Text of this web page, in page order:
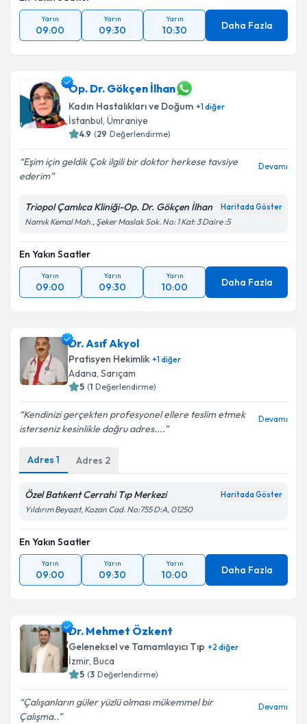
Yarın
09:00
Yarın
09:30
Yarın
10:30 Daha Fazla
Op. Dr. Gökçen İlhan
Kadın Hastalıkları ve Doğum +1diğer
İstanbul, Ümraniye
4.9 (29 Değerlendirme)
Eşim için geldik Çok ilgili bir doktor herkese tavsiye
ederim
Devamı
Triopol Çamlıca Kliniği-Op. Dr. Gökçen İlhan Haritada Göster
Namık Kemal Mah., Şeker Maslak Sok. No: 1 Kat: 3 Daire :5
En Yakın Saatler
Yarın
09:00
Yarın
09:30
Yarın
10:00 Daha Fazla
Dr. Asıf Akyol
Pratisyen Hekimlik +1diğer
Adana, Sarıçam
5 (1 Değerlendirme)
Kendinizi gerçekten profesyonel ellere teslim etmek
isterseniz kesinlikle doğru adres....
Devamı
Adres 1 Adres 2
Özel Batıkent Cerrahi Tıp Merkezi Haritada Göster
Yıldırım Beyazıt, Kozan Cad. No:755 D:A, 01250
En Yakın Saatler
Yarın
09:00
Yarın
09:30
Yarın
10:00 Daha Fazla
Dr. Mehmet Özkent
Geleneksel ve Tamamlayıcı Tıp +2 diğer
İzmir, Buca
5 (3 Değerlendirme)
Çalışanların güler yüzlü olması mükemmel bir
Çalışma..
Devamı